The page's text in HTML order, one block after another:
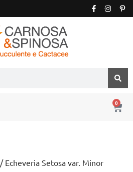
0
/ Echeveria Setosa var. Minor